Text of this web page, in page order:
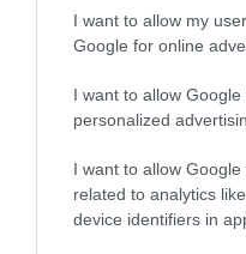
I want to allow my
Google for online
I want to allow
personalized
I want to allow
related to analytics
device identifiers in
alimento:
menciones
cerdo (mínimo 50%
conservantes (E-250
gCantidad/
Valor energético259.5
cuales-